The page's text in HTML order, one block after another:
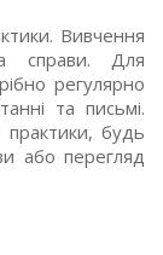
Вивчення
справи. Для
регулярно
та письмі.
будь
або перегляд